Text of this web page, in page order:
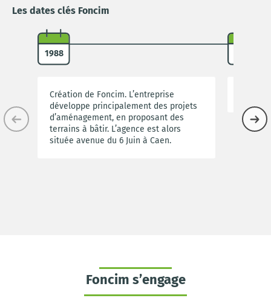
Les dates clés Foncim
1988
Création de Foncim. L’entreprise
développe principalement des projets
d’aménagement, en proposant des
terrains à bâtir. L’agence est alors
située avenue du 6 Juin à Caen.
Foncim s’engage